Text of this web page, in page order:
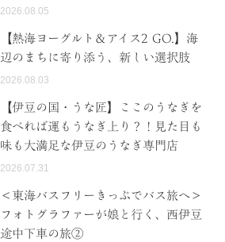
2026.08.05
【熱海ヨーグルト＆アイス2 GO.】海
辺のまちに寄り添う、新しい選択肢
2026.08.03
【伊豆の国・うな匠】ここのうなぎを
食べれば運もうなぎ上り？！見た目も
味も大満足な伊豆のうなぎ専門店
2026.07.31
＜東海バスフリーきっぷでバス旅へ＞
フォトグラファーが娘と行く、西伊豆
途中下車の旅②